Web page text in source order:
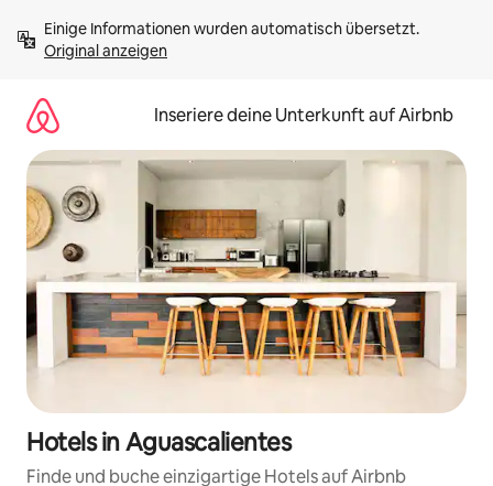
Inhalten
springenOriginal anzeigen
Inseriere deine Unterkunft auf Airbnb
Hotels in Aguascalientes
Finde und buche einzigartige Hotels auf Airbnb